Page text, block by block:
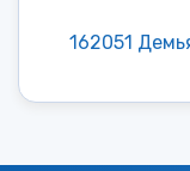
162051